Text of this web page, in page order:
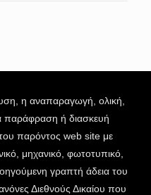
η αναπαραγωγή, ολική,
παράφραση ή διασκευή
παρόντος web site με
μηχανικό, φωτοτυπικό,
γραπτή άδεια του
Διεθνούς Δικαίου που